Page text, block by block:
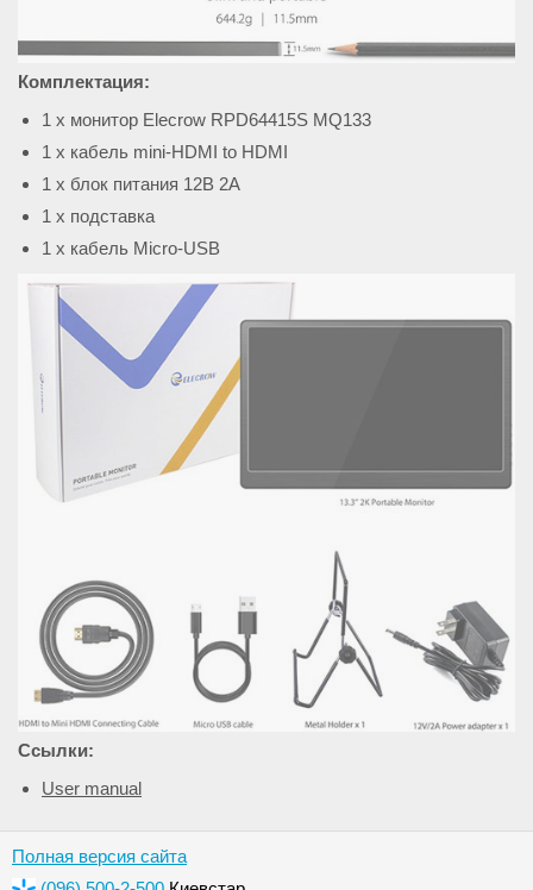
Комплектация:
1 x монитор Elecrow RPD64415S MQ133
1 х кабель mini-HDMI to HDMI
1 х блок питания 12В 2A
1 х подставка
1 х кабель Micro-USB
Ссылки:
User manual
Полная версия сайта